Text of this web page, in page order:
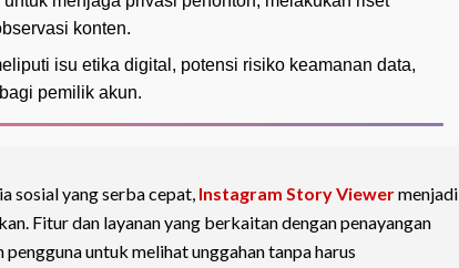
konten.
isu etika digital, potensi risiko keamanan data,
pemilik akun.
sosial yang serba cepat, Instagram Story Viewermenjadi
Fitur dan layanan yang berkaitan dengan penayangan
untuk melihat unggahan tanpa harus